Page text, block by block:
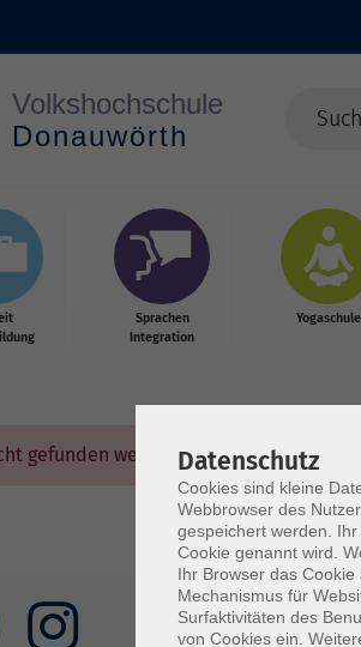
Sprachen
Integration
Yogaschule
gefunden werden.Datenschutz
Cookies sind kleine
Webbrowser des
gespeichert werden.
Cookie genannt wird.
Ihr Browser das
Mechanismus für
Surfaktivitäten des
von Cookies ein.